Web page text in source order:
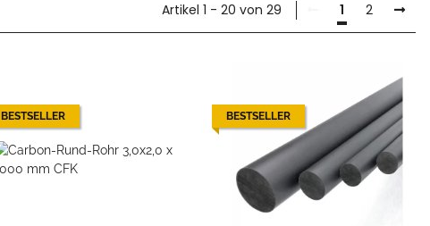
Artikel 1 - 20 von 29 1 2
BESTSELLER BESTSELLER